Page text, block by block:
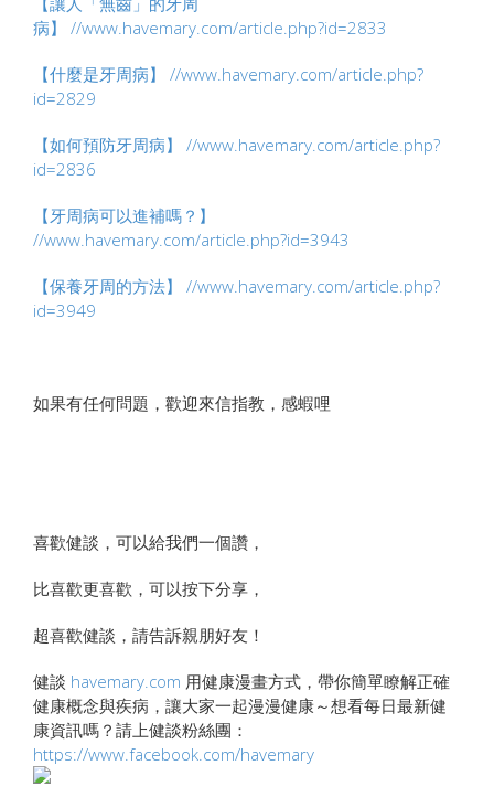
病】
//www.havemary.com/article.php?id=2833
【什麼是牙周病】
//www.havemary.com/article.php?
id=2829
【如何預防牙周病】
//www.havemary.com/article.php?
id=2836
【牙周病可以進補嗎？】
//www.havemary.com/article.php?id=3943
【保養牙周的方法】
//www.havemary.com/article.php?
id=3949
如果有任何問題，歡迎來信指教，感蝦哩
喜歡健談，可以給我們一個讚，
比喜歡更喜歡，可以按下分享，
超喜歡健談，請告訴親朋好友！
健談 havemary.com 用健康漫畫方式，帶你簡單瞭解正確
健康概念與疾病，讓大家一起漫漫健康～想看每日最新健
康資訊嗎？請上健談粉絲團：
https://www.facebook.com/havemary